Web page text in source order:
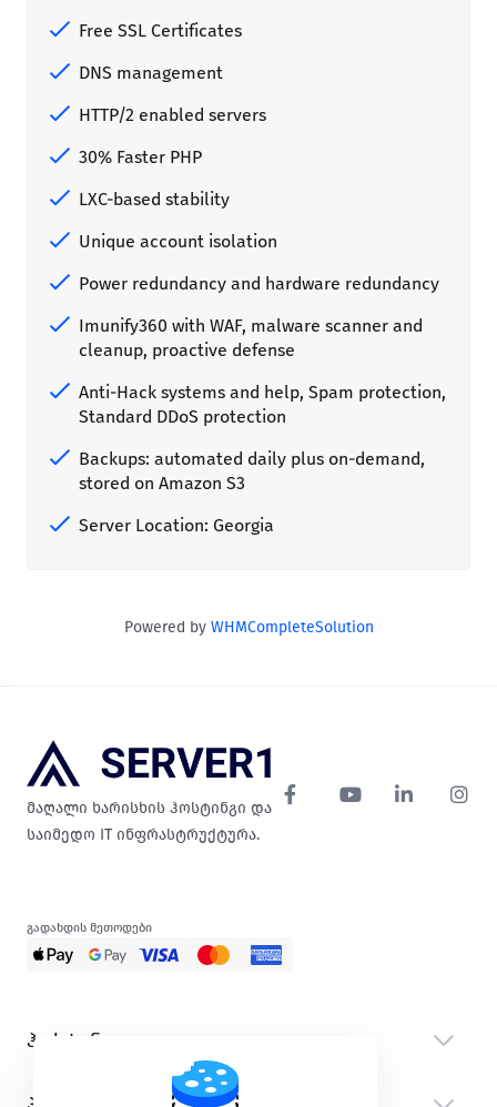
Free SSL Certificates
DNS management
HTTP/2 enabled servers
30% Faster PHP
LXC-based stability
Unique account isolation
Power redundancy and hardware redundancy
Imunify360 with WAF, malware scanner and
cleanup, proactive defense
Anti-Hack systems and help, Spam protection,
Standard DDoS protection
Backups: automated daily plus on-demand,
stored on Amazon S3
Server Location: Georgia
Powered by WHMCompleteSolution
მაღალი ხარისხის ჰოსტინგი და
საიმედო IT ინფრასტრუქტურა.
გადახდის მეთოდები
ჰოსტინგი